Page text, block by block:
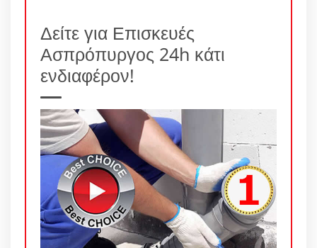
Δείτε για Επισκευές
Ασπρόπυργος 24h κάτι
ενδιαφέρον!